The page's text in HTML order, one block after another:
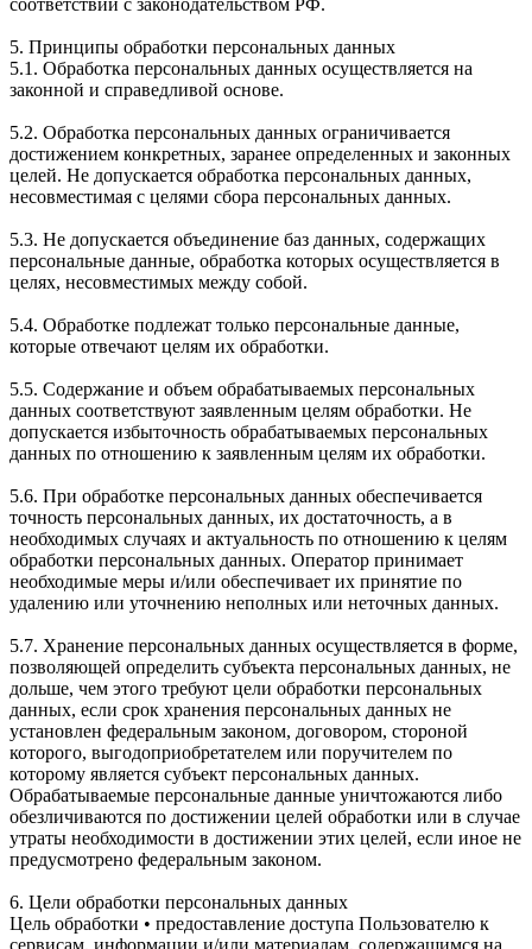
5. Принципы обработки персональных данных
5.1. Обработка персональных данных осуществляется на
законной и справедливой основе.
5.2. Обработка персональных данных ограничивается
достижением конкретных, заранее определенных и законных
целей. Не допускается обработка персональных данных,
несовместимая с целями сбора персональных данных.
5.3. Не допускается объединение баз данных, содержащих
персональные данные, обработка которых осуществляется в
целях, несовместимых между собой.
5.4. Обработке подлежат только персональные данные,
которые отвечают целям их обработки.
5.5. Содержание и объем обрабатываемых персональных
данных соответствуют заявленным целям обработки. Не
допускается избыточность обрабатываемых персональных
данных по отношению к заявленным целям их обработки.
5.6. При обработке персональных данных обеспечивается
точность персональных данных, их достаточность, а в
необходимых случаях и актуальность по отношению к целям
обработки персональных данных. Оператор принимает
необходимые меры и/или обеспечивает их принятие по
удалению или уточнению неполных или неточных данных.
5.7. Хранение персональных данных осуществляется в форме,
позволяющей определить субъекта персональных данных, не
дольше, чем этого требуют цели обработки персональных
данных, если срок хранения персональных данных не
установлен федеральным законом, договором, стороной
которого, выгодоприобретателем или поручителем по
которому является субъект персональных данных.
Обрабатываемые персональные данные уничтожаются либо
обезличиваются по достижении целей обработки или в случае
утраты необходимости в достижении этих целей, если иное не
предусмотрено федеральным законом.
6. Цели обработки персональных данных
Цель обработки • предоставление доступа Пользователю к
сервисам, информации и/или материалам, содержащимся на